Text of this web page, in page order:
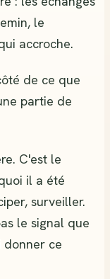
le
accroche.
de ce que
partie de
C'est le
il a été
surveiller.
le signal que
donner ce